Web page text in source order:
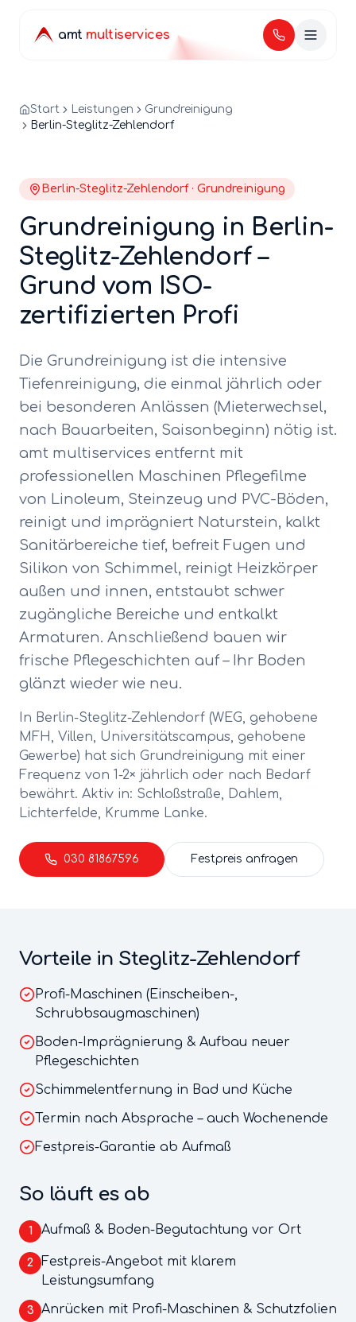
amt multiservices
Start Leistungen
Grundreinigung
Berlin-Steglitz-Zehlendorf
Berlin-Steglitz-Zehlendorf · Grundreinigung
Grundreinigung in Berlin-
Steglitz-Zehlendorf–
Grund vom ISO-
zertifizierten Profi
Die Grundreinigung ist die intensive
Tiefenreinigung, die einmal jährlich oder
bei besonderen Anlässen (Mieterwechsel,
nach Bauarbeiten, Saisonbeginn) nötig ist.
amt multiservices entfernt mit
professionellen Maschinen Pflegefilme
von Linoleum, Steinzeug und PVC-Böden,
reinigt und imprägniert Naturstein, kalkt
Sanitärbereiche tief, befreit Fugen und
Silikon von Schimmel, reinigt Heizkörper
außen und innen, entstaubt schwer
zugängliche Bereiche und entkalkt
Armaturen. Anschließend bauen wir
frische Pflegeschichten auf – Ihr Boden
glänzt wieder wie neu.
In Berlin-Steglitz-Zehlendorf (WEG, gehobene
MFH, Villen, Universitätscampus, gehobene
Gewerbe) hat sich Grundreinigung mit einer
Frequenz von 1-2× jährlich oder nach Bedarf
bewährt. Aktiv in: Schloßstraße, Dahlem,
Lichterfelde, Krumme Lanke.
030 81867596 Festpreis anfragen
Vorteile in Steglitz-Zehlendorf
Profi-Maschinen (Einscheiben-,
Schrubbsaugmaschinen)
Boden-Imprägnierung & Aufbau neuer
Pflegeschichten
Schimmelentfernung in Bad und Küche
Termin nach Absprache – auch Wochenende
Festpreis-Garantie ab Aufmaß
So läuft es ab
1 Aufmaß & Boden-Begutachtung vor Ort
2
Festpreis-Angebot mit klarem
Leistungsumfang
3 Anrücken mit Profi-Maschinen & Schutzfolien